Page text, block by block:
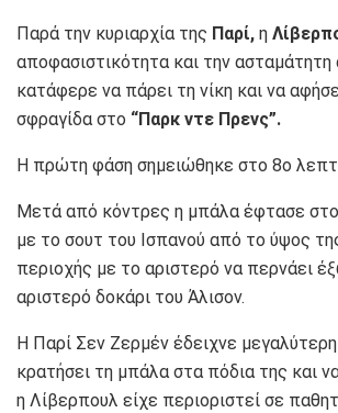
Παρά την κυριαρχία της Παρί, η
αποφασιστικότητα και την ασταμάτητη
κατάφερε να πάρει τη νίκη και να
σφραγίδα στο “Παρκ ντε Πρενς”.
Η πρώτη φάση σημειώθηκε στο 8ο
Μετά από κόντρες η μπάλα έφτασε
με το σουτ του Ισπανού από το ύψος
περιοχής με το αριστερό να περνάει
αριστερό δοκάρι του Άλισον.
Η Παρί Σεν Ζερμέν έδειχνε
κρατήσει τη μπάλα στα πόδια της και
η Λίβερπουλ είχε περιοριστεί σε